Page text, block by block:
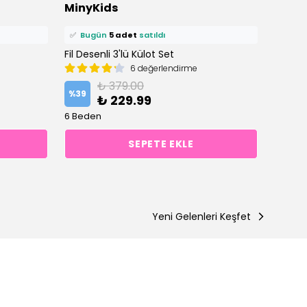
MinyKids
13 kişi
✅ Bugün 5 adet satıldı
Fil Desenli 3'lü Külot Set
6 değerlendirme
%39 ₺ 379.00
₺ 229.99
6 Beden
SEPETE EKLE
Yeni Gelenleri Keşfet